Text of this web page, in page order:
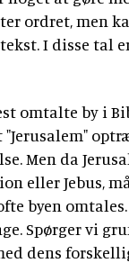
ordret, men
I disse tal
omtalte by i
Men da
eller Jebus,
byen
Spørger vi
dens